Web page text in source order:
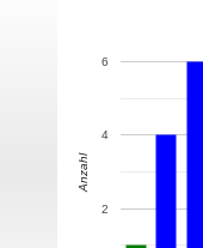
2
4
6
Anzahl